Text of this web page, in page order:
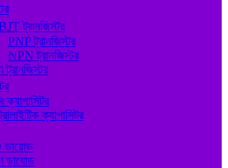
ট্রানজিস্টর
PNP ট্রানজিস্টর
NPN ট্রানজিস্টর
ট্রানজিস্টর
ক্যাপাসিটর
ক্যাপাসিটর
ডায়োড